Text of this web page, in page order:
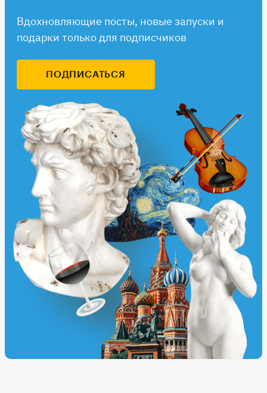
Вдохновляющие посты, новые запуски и
подарки только для подписчиков
ПОДПИСАТЬСЯ